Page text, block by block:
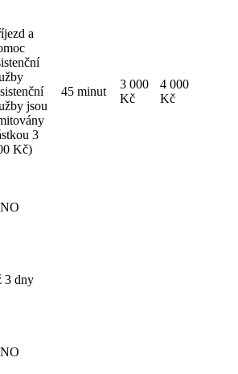
a
jsou
3
Kč)
45 minut
3 000
Kč
4 000
Kč
3 dny